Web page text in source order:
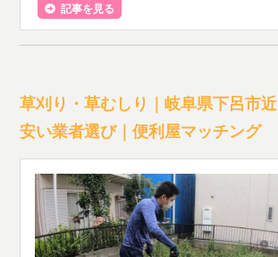
記事を見る
草刈り・草むしり｜岐阜県下呂市
安い業者選び｜便利屋マッチング